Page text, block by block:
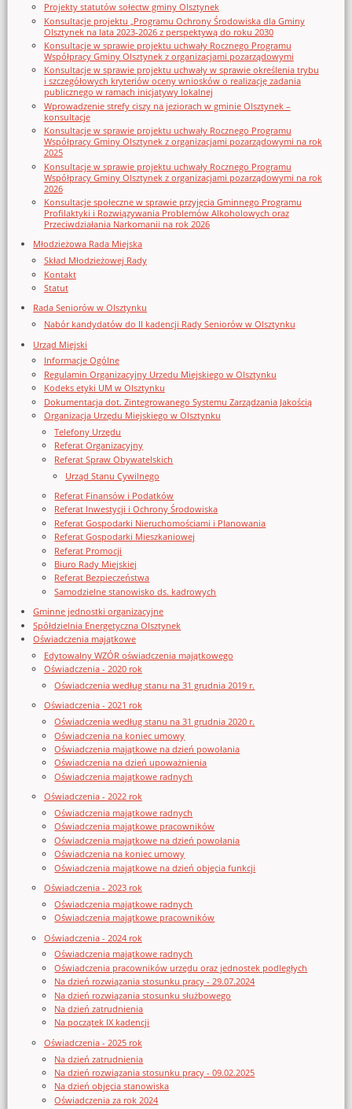
Projekty statutów sołectw gminy Olsztynek
Konsultacje projektu „Programu Ochrony Środowiska dla Gminy
Olsztynek na lata 2023-2026 z perspektywą do roku 2030
Konsultacje w sprawie projektu uchwały Rocznego Programu
Współpracy Gminy Olsztynek z organizacjami pozarządowymi
Konsultacje w sprawie projektu uchwały w sprawie określenia trybu
i szczegółowych kryteriów oceny wniosków o realizację zadania
publicznego w ramach inicjatywy lokalnej
Wprowadzenie strefy ciszy na jeziorach w gminie Olsztynek –
konsultacje
Konsultacje w sprawie projektu uchwały Rocznego Programu
Współpracy Gminy Olsztynek z organizacjami pozarządowymi na rok
2025
Konsultacje w sprawie projektu uchwały Rocznego Programu
Współpracy Gminy Olsztynek z organizacjami pozarządowymi na rok
2026
Konsultacje społeczne w sprawie przyjęcia Gminnego Programu
Profilaktyki i Rozwiązywania Problemów Alkoholowych oraz
Przeciwdziałania Narkomanii na rok 2026
Młodzieżowa Rada Miejska
Skład Młodzieżowej Rady
Kontakt
Statut
Rada Seniorów w Olsztynku
Nabór kandydatów do II kadencji Rady Seniorów w Olsztynku
Urząd Miejski
Informacje Ogólne
Regulamin Organizacyjny Urzedu Miejskiego w Olsztynku
Kodeks etyki UM w Olsztynku
Dokumentacja dot. Zintegrowanego Systemu Zarządzania Jakością
Organizacja Urzędu Miejskiego w Olsztynku
Telefony Urzędu
Referat Organizacyjny
Referat Spraw Obywatelskich
Urząd Stanu Cywilnego
Referat Finansów i Podatków
Referat Inwestycji i Ochrony Środowiska
Referat Gospodarki Nieruchomościami i Planowania
Referat Gospodarki Mieszkaniowej
Referat Promocji
Biuro Rady Miejskiej
Referat Bezpieczeństwa
Samodzielne stanowisko ds. kadrowych
Gminne jednostki organizacyjne
Spółdzielnia Energetyczna Olsztynek
Oświadczenia majątkowe
Edytowalny WZÓR oświadczenia majątkowego
Oświadczenia - 2020 rok
Oświadczenia według stanu na 31 grudnia 2019 r.
Oświadczenia - 2021 rok
Oświadczenia według stanu na 31 grudnia 2020 r.
Oświadczenia na koniec umowy
Oświadczenia majątkowe na dzień powołania
Oświadczenia na dzień upoważnienia
Oświadczenia majątkowe radnych
Oświadczenia - 2022 rok
Oświadczenia majątkowe radnych
Oświadczenia majątkowe pracowników
Oświadczenia majątkowe na dzień powołania
Oświadczenia na koniec umowy
Oświadczenia majątkowe na dzień objęcia funkcji
Oświadczenia - 2023 rok
Oświadczenia majątkowe radnych
Oświadczenia majątkowe pracowników
Oświadczenia - 2024 rok
Oświadczenia majątkowe radnych
Oświadczenia pracowników urzędu oraz jednostek podległych
Na dzień rozwiązania stosunku pracy - 29.07.2024
Na dzień rozwiązania stosunku służbowego
Na dzień zatrudnienia
Na początek IX kadencji
Oświadczenia - 2025 rok
Na dzień zatrudnienia
Na dzień rozwiązania stosunku pracy - 09.02.2025
Na dzień objęcia stanowiska
Oświadczenia za rok 2024